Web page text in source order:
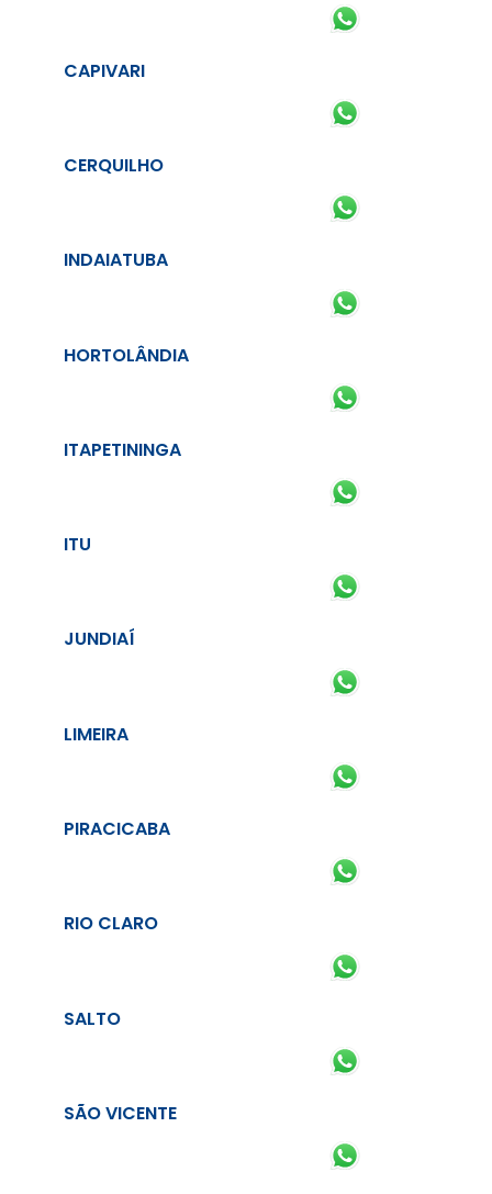
CAPIVARI
CERQUILHO
INDAIATUBA
HORTOLÂNDIA
ITAPETININGA
ITU
JUNDIAÍ
LIMEIRA
PIRACICABA
RIO CLARO
SALTO
SÃO VICENTE